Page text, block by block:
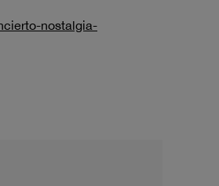
nostalgia-